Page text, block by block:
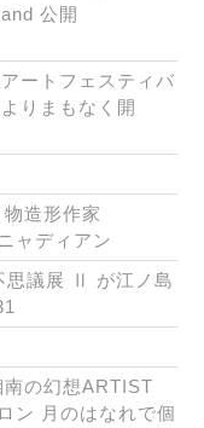
公開
ートフェスティバ
りまもなく開
造形作家
ャディアン
思議展 Ⅱ が江ノ島
南の幻想ARTIST
ン 月のはなれで個